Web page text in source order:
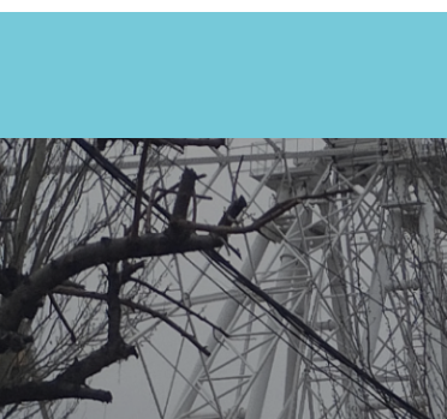
Nous rejoindre